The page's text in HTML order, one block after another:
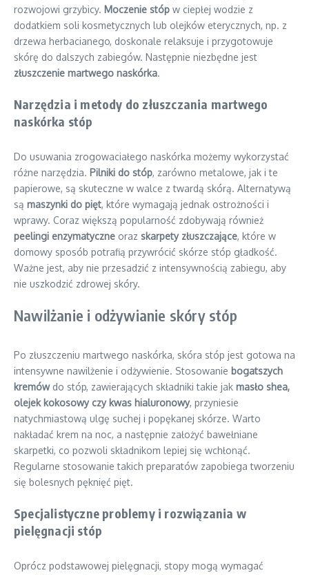
rozwojowi grzybicy. Moczenie stóp w ciepłej wodzie z
dodatkiem soli kosmetycznych lub olejków eterycznych, np. z
drzewa herbacianego, doskonale relaksuje i przygotowuje
skórę do dalszych zabiegów. Następnie niezbędne jest
złuszczenie martwego naskórka.
Narzędzia i metody do złuszczania martwego
naskórka stóp
Do usuwania zrogowaciałego naskórka możemy wykorzystać
różne narzędzia. Pilniki do stóp, zarówno metalowe, jak i te
papierowe, są skuteczne w walce z twardą skórą. Alternatywą
są maszynki do pięt, które wymagają jednak ostrożności i
wprawy. Coraz większą popularność zdobywają również
peelingi enzymatyczne oraz skarpety złuszczające, które w
domowy sposób potrafią przywrócić skórze stóp gładkość.
Ważne jest, aby nie przesadzić z intensywnością zabiegu, aby
nie uszkodzić zdrowej skóry.
Nawilżanie i odżywianie skóry stóp
Po złuszczeniu martwego naskórka, skóra stóp jest gotowa na
intensywne nawilżenie i odżywienie. Stosowanie bogatszych
kremówdo stóp, zawierających składniki takie jak masło shea,
olejek kokosowy czy kwas hialuronowy, przyniesie
natychmiastową ulgę suchej i popękanej skórze. Warto
nakładać krem na noc, a następnie założyć bawełniane
skarpetki, co pozwoli składnikom lepiej się wchłonąć.
Regularne stosowanie takich preparatów zapobiega tworzeniu
się bolesnych pęknięć pięt.
Specjalistyczne problemy i rozwiązania w
pielęgnacji stóp
Oprócz podstawowej pielęgnacji, stopy mogą wymagać